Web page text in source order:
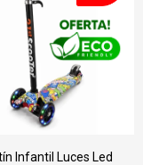
Infantil Luces Led